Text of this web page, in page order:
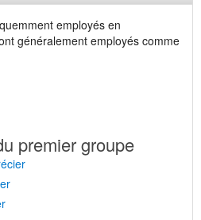
employés en
généralement employés comme
premier groupe